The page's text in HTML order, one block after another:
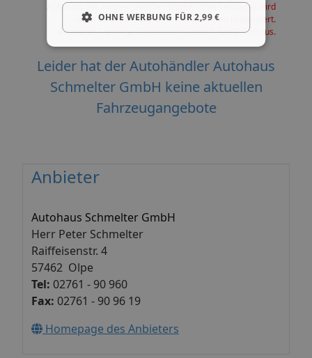
Aufgrund des eingeschränkten Modus Ihres Vertrages wird
diese Seite noch nicht für Interessenten präsentiert.
Aktivieren Sie im geschlossenen Bereich den Vollmodus.
Leider hat der Autohändler Autohaus
Schmelter GmbH keine aktuellen
Fahrzeugangebote
Anbieter
Autohaus Schmelter GmbH
Herr Peter Schmelter
Raiffeisenstr. 4
57462 Olpe
Tel: 02761 - 90 960
Fax: 02761 - 90 96 19
Homepage des Anbieters
OHNE WERBUNG FÜR 2,99 €